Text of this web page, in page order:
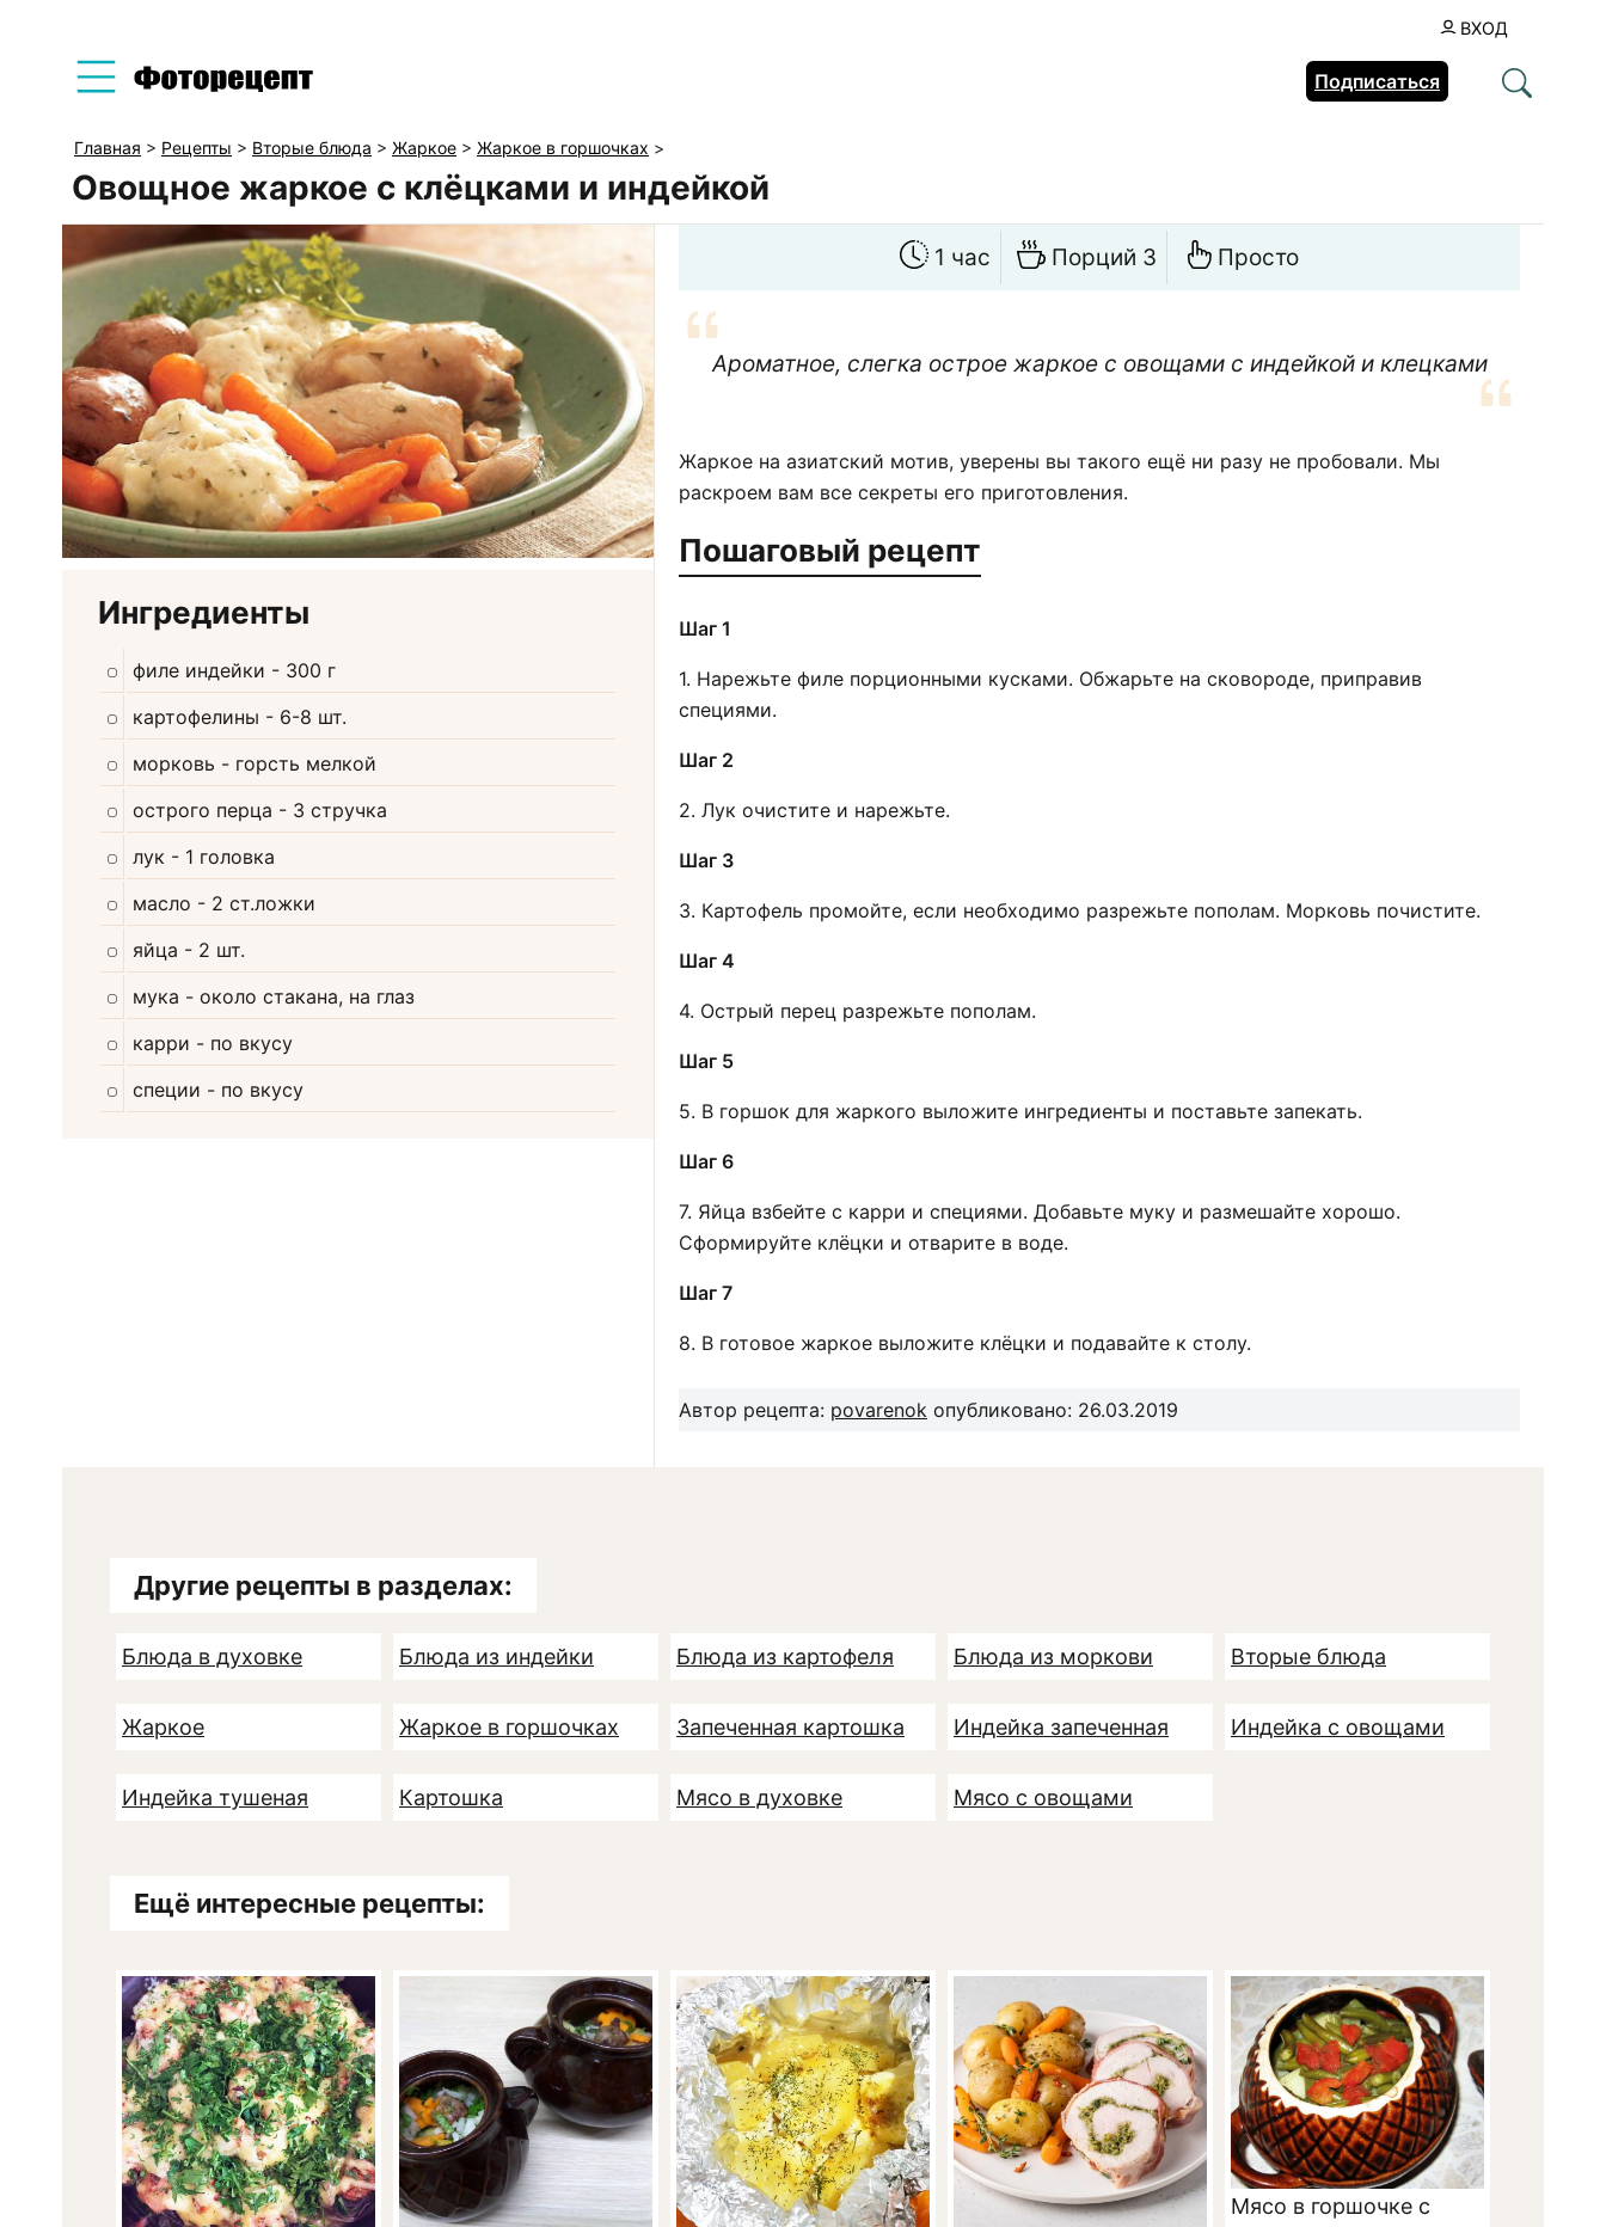
ВХОД
Подписаться
Главная > Рецепты > Вторые блюда > Жаркое > Жаркое в горшочках >
Овощное жаркое с клёцками и индейкой
Ингредиенты
филе индейки - 300 г
картофелины - 6-8 шт.
морковь - горсть мелкой
острого перца - 3 стручка
лук - 1 головка
масло - 2 ст.ложки
яйца - 2 шт.
мука - около стакана, на глаз
карри - по вкусу
специи - по вкусу
1 час Порций 3 Просто
Ароматное, слегка острое жаркое с овощами с индейкой и клецками
Жаркое на азиатский мотив, уверены вы такого ещё ни разу не пробовали. Мы
раскроем вам все секреты его приготовления.
Пошаговый рецепт
Шаг 1
1. Нарежьте филе порционными кусками. Обжарьте на сковороде, приправив
специями.
Шаг 2
2. Лук очистите и нарежьте.
Шаг 3
3. Картофель промойте, если необходимо разрежьте пополам. Морковь почистите.
Шаг 4
4. Острый перец разрежьте пополам.
Шаг 5
5. В горшок для жаркого выложите ингредиенты и поставьте запекать.
Шаг 6
7. Яйца взбейте с карри и специями. Добавьте муку и размешайте хорошо.
Сформируйте клёцки и отварите в воде.
Шаг 7
8. В готовое жаркое выложите клёцки и подавайте к столу.
Автор рецепта: povarenok опубликовано: 26.03.2019
Другие рецепты в разделах:
Блюда в духовке Блюда из индейки Блюда из картофеля Блюда из моркови Вторые блюда
Жаркое Жаркое в горшочках Запеченная картошка Индейка запеченная Индейка с овощами
Индейка тушеная Картошка Мясо в духовке Мясо с овощами
Ещё интересные рецепты:
Мясо в горшочке с